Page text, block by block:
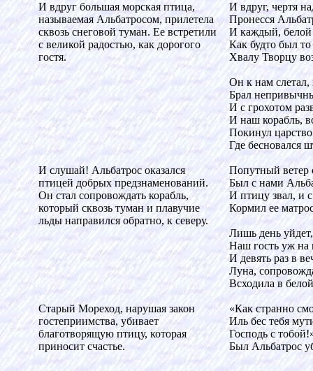
И вдруг большая морская птица,
называемая Альбатросом, прилетела
сквозь снеговой туман. Ее встретили
с великой радостью, как дорогого
гостя.
И вдруг, чертя
Пронесся
И каждый, белой
Как будто был то
Хвалу Творцу
Он к нам
Брал
И с грохотом
И наш корабль,
Покинул
Где бесновался
И слушай! Альбатрос оказался
птицей добрых предзнаменований.
Он стал сопровождать корабль,
который сквозь туман и плавучие
льды направился обратно, к северу.
Попутный ветер
Был с нами
И птицу звал, и
Кормил ее
Лишь день
Наш гость уж на
И девять раз в
Луна,
Всходила в
Старый Мореход, нарушая закон
гостеприимства, убивает
благотворящую птицу, которая
приносит счастье.
«Как странно
Иль бес тебя
Господь с
Был Альбатрос